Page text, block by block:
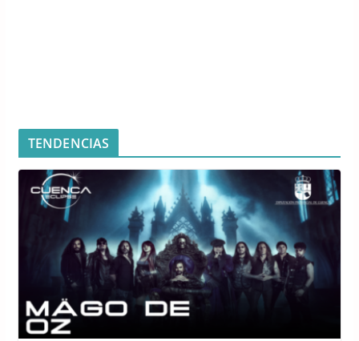
TENDENCIAS